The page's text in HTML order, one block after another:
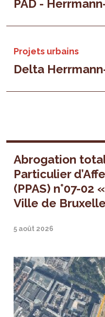
PAD -
Projets urbains
Delta
Abrogation
Particulier
(PPAS) n°07-02
Ville de
5 août 2026